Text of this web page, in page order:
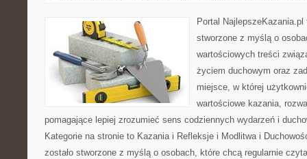
Portal
stworzone z myślą o
wartościowych treści
życiem duchowym oraz
miejsce, w której
wartościowe kazania,
pomagające lepiej zrozumieć sens codziennych wydarzeń i
Kategorie na stronie to Kazania i Refleksje i Modlitwa i
zostało stworzone z myślą o osobach, które chcą regularnie